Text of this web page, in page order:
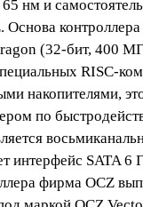
нм и
Основа
(32-бит, 400
RISC-
накопителями,
по
интерфейс SATA 6
фирма OCZ